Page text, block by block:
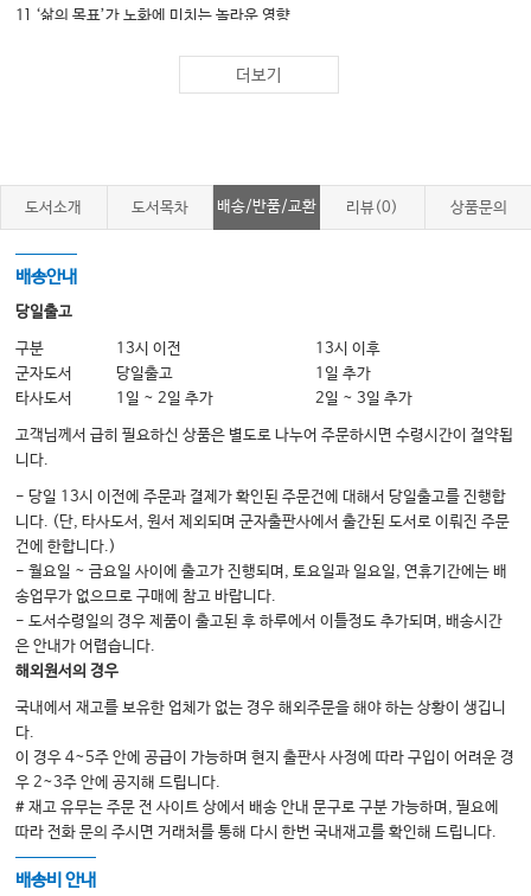
1] ‘삶의 목표’가 노화에 미치는 놀라운 영향
2] 먹는 것이 늙는 속도를 좌우한다
3] 움직임이 생명력을 만든다
6] 장 건강과 노화: 제2의 뇌를 위한 선택
8] 젊음을 되살리는 환경
9] 긍정적 사고: 마음이 젊음을 지키는 열쇠
10] 회복탄력성: 나이 들어서도 흔들리지 않는 마음의 힘
11] 사회적 교류: 오래 사는 것보다 함께 사는 것이 중요하다
13] 노화와 성(性): 나이가 들어도 사랑은 계속된다
14] 작은 스트레스가 만드는 큰 변화: 호르메시스와 건강한 노화
15] 블루존 이야기: 장수와 건강한 삶의 비결
7장. 젊음을 재설계하는 첨단 의학
오래 사는 것과 건강하게 사는 것, 그 차이를 아는 약물들
1] 메트포르민(Metformin)
2] 라파마이신 및 유사체들
3] NAD⁺ 전구체: 니코틴아마이드 모노뉴클레오티드(NMN), 니코틴아미드 리
보사이드(NR)
4] 세놀리틱 약물(Senolytics)
5] 레스베라트롤(Resveratrol)
1] CRISPR 유전자 편집기술: 유전자의 운명을 다시 쓰다
더보기
도서소개 도서목차 배송/반품/교환 리뷰(0) 상품문의
배송안내
당일출고
구분 13시 이전
13시 이후
군자도서
당일출고
1일 추가
타사도서
1일 ~ 2일 추가 2일 ~ 3일 추가
고객님께서 급히 필요하신 상품은 별도로 나누어 주문하시면 수령시간이 절약됩
니다.
- 당일 13시 이전에 주문과 결제가 확인된 주문건에 대해서 당일출고를 진행합
니다. (단, 타사도서, 원서 제외되며 군자출판사에서 출간된 도서로 이뤄진 주문
건에 한합니다.)
- 월요일 ~ 금요일 사이에 출고가 진행되며, 토요일과 일요일, 연휴기간에는 배
송업무가 없으므로 구매에 참고 바랍니다.
- 도서수령일의 경우 제품이 출고된 후 하루에서 이틀정도 추가되며, 배송시간
은 안내가 어렵습니다.
해외원서의 경우
국내에서 재고를 보유한 업체가 없는 경우 해외주문을 해야 하는 상황이 생깁니
다.
이 경우 4~5주 안에 공급이 가능하며 현지 출판사 사정에 따라 구입이 어려운 경
우 2~3주 안에 공지해 드립니다.
# 재고 유무는 주문 전 사이트 상에서 배송 안내 문구로 구분 가능하며, 필요에
따라 전화 문의 주시면 거래처를 통해 다시 한번 국내재고를 확인해 드립니다.
배송비 안내